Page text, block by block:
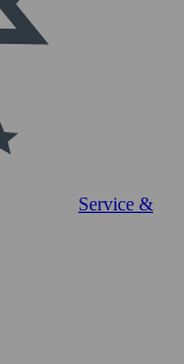
Service &